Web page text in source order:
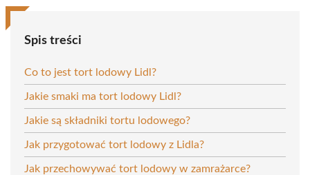
Spis treści
Co to jest tort lodowy Lidl?
Jakie smaki ma tort lodowy Lidl?
Jakie są składniki tortu lodowego?
Jak przygotować tort lodowy z Lidla?
Jak przechowywać tort lodowy w zamrażarce?